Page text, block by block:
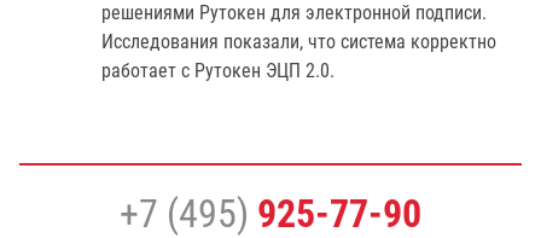
решениями Рутокен для электронной подписи.
Исследования показали, что система корректно
работает с Рутокен ЭЦП 2.0.
+7 (495) 925-77-90